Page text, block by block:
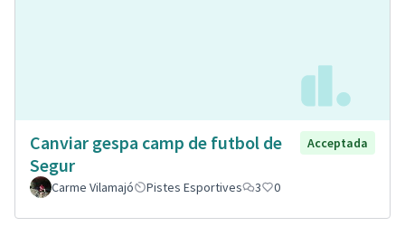
Canviar gespa camp de futbol de
Segur
Acceptada
Carme Vilamajó Pistes Esportives 3 0